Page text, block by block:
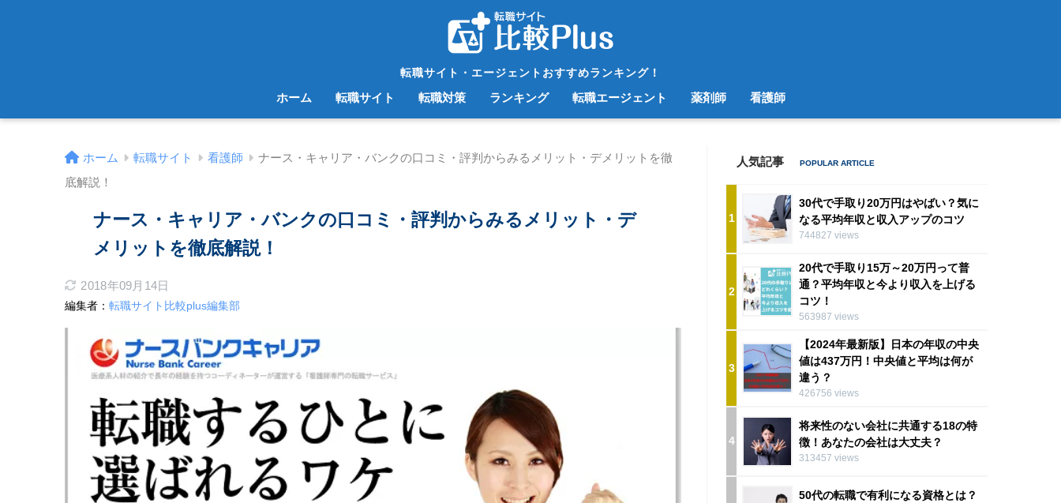
転職サイト・エージェントおすすめランキング！
ホーム 転職サイト 転職対策 ランキング 転職エージェント 薬剤師 看護師
ホーム 転職サイト 看護師
ナース・キャリア・バンクの口コミ・評判からみるメリット・デメリットを徹
底解説！
ナース・キャリア・バンクの口コミ・評判からみるメリット・デ
メリットを徹底解説！
2018年09月14日
編集者： 転職サイト比較plus編集部
人気記事
1
30代で手取り20万円はやばい？気に
なる平均年収と収入アップのコツ
744827 views
2
20代で手取り15万～20万円って普
通？平均年収と今より収入を上げる
コツ！
563987 views
3
【2024年最新版】日本の年収の中央
値は437万円！中央値と平均は何が
違う？
426756 views
4
将来性のない会社に共通する18の特
徴！あなたの会社は大丈夫？
313457 views
50代の転職で有利になる資格とは？